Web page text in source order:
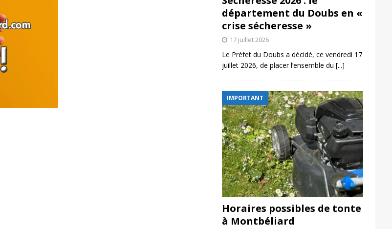
département du Doubs en «
crise sécheresse »
17 juillet 2026
Le Préfet du Doubs a décidé, ce vendredi 17
juillet 2026, de placer l’ensemble du [...]
IMPORTANT
Horaires possibles de tonte
à Montbéliard